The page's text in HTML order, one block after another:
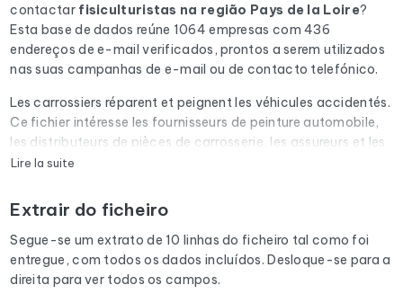
contactar fisiculturistas na região Pays de la Loire?
Esta base de dados reúne 1064 empresas com 436
endereços de e-mail verificados, prontos a serem utilizados
nas suas campanhas de e-mail ou de contacto telefónico.
Les carrossiers réparent et peignent les véhicules accidentés.
Ce fichier intéresse les fournisseurs de peinture automobile,
les distributeurs de pièces de carrosserie, les assureurs et les
experts automobiles.
automática através do Cleanmylist.email antes de ser
incluído. Os endereços inválidos, as caixas de correio cheias
e os domínios expirados são removidos. Resultado: uma
baixa taxa de rejeição e campanhas que chegam à caixa de
Lire la suite
Extrair do ficheiro
Segue-se um extrato de 10 linhas do ficheiro tal como foi
entregue, com todos os dados incluídos. Desloque-se para a
direita para ver todos os campos.